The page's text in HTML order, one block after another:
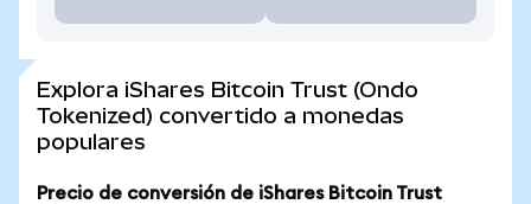
Explora iShares Bitcoin Trust (Ondo
Tokenized) convertido a monedas
populares
Precio de conversión de iShares Bitcoin Trust